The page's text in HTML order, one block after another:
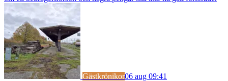
Gästkrönikor06 aug 09:41